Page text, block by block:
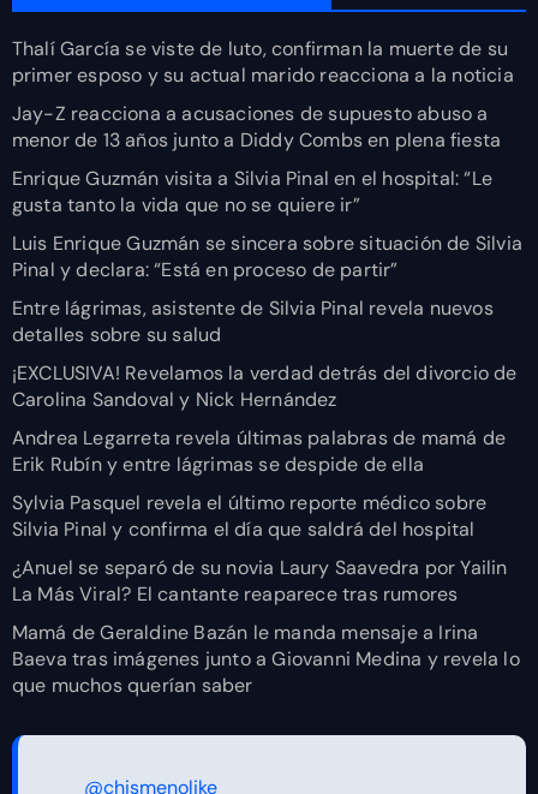
Thalí García se viste de luto, confirman la muerte de su
primer esposo y su actual marido reacciona a la noticia
Jay-Z reacciona a acusaciones de supuesto abuso a
menor de 13 años junto a Diddy Combs en plena fiesta
Enrique Guzmán visita a Silvia Pinal en el hospital: “Le
gusta tanto la vida que no se quiere ir”
Luis Enrique Guzmán se sincera sobre situación de Silvia
Pinal y declara: “Está en proceso de partir”
Entre lágrimas, asistente de Silvia Pinal revela nuevos
detalles sobre su salud
¡EXCLUSIVA! Revelamos la verdad detrás del divorcio de
Carolina Sandoval y Nick Hernández
Andrea Legarreta revela últimas palabras de mamá de
Erik Rubín y entre lágrimas se despide de ella
Sylvia Pasquel revela el último reporte médico sobre
Silvia Pinal y confirma el día que saldrá del hospital
¿Anuel se separó de su novia Laury Saavedra por Yailin
La Más Viral? El cantante reaparece tras rumores
Mamá de Geraldine Bazán le manda mensaje a Irina
Baeva tras imágenes junto a Giovanni Medina y revela lo
que muchos querían saber
@chismenolike